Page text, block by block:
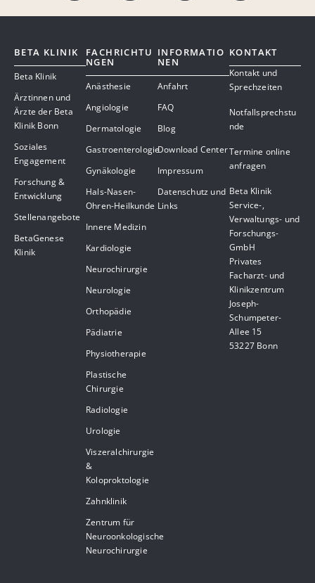
BETA KLINIK
Beta Klinik
Ärztinnen und
Ärzte der Beta
Klinik Bonn
Soziales
Engagement
Forschung &
Entwicklung
Stellenangebote
BetaGenese
Klinik
FACHRICHTU
NGEN
Anästhesie
Angiologie
Dermatologie
Gastroenterologie
Gynäkologie
Hals-Nasen-
Ohren-Heilkunde
Innere Medizin
Kardiologie
Neurochirurgie
Neurologie
Orthopädie
Pädiatrie
Physiotherapie
Plastische
Chirurgie
Radiologie
Urologie
Viszeralchirurgie
&
Koloproktologie
Zahnklinik
Zentrum für
Neuroonkologische
Neurochirurgie
INFORMATIO
NEN
Anfahrt
FAQ
Blog
Download Center
Impressum
Datenschutz und
Links
KONTAKT
Kontakt und
Sprechzeiten
Notfallsprechstu
nde
Termine online
anfragen
Beta Klinik
Service-,
Verwaltungs- und
Forschungs-
GmbH
Privates
Facharzt- und
Klinikzentrum
Joseph-
Schumpeter-
Allee 15
53227 Bonn